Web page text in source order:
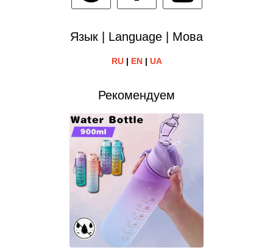
Язык | Language | Мова
RU| EN| UA
Рекомендуем